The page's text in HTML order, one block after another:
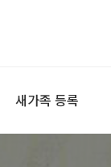
새가족 등록